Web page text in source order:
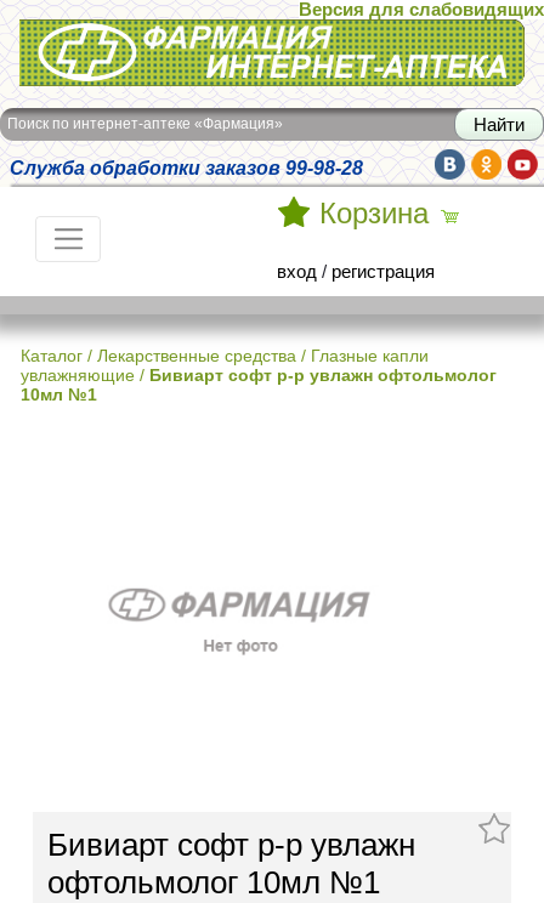
Интернет-аптека Фармация
Версия для слабовидящих
Поиск по интернет-аптеке «Фармация»
Служба обработки заказов 99-98-28
Корзина
вход / регистрация
Каталог / Лекарственные средства / Глазные капли
увлажняющие / Бивиарт софт р-р увлажн офтольмолог
10мл №1
Бивиарт софт р-р увлажн
офтольмолог 10мл №1